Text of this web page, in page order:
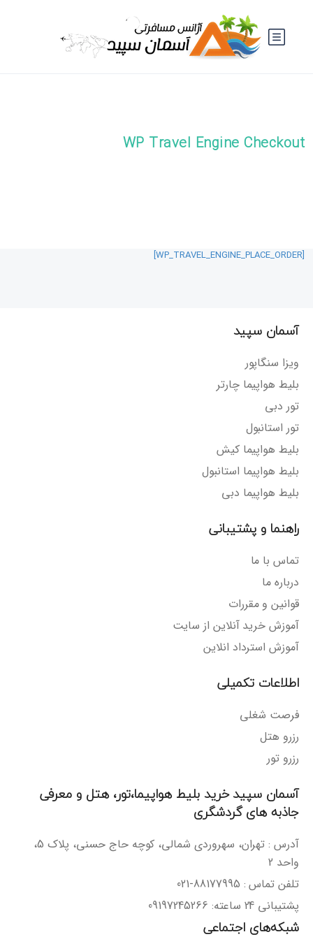
WP Travel Engine Checkout
[WP_TRAVEL_ENGINE_PLACE_ORDER]
آسمان سپید
ویزا سنگاپور
بلیط هواپیما چارتر
تور دبی
تور استانبول
بلیط هواپیما کیش
بلیط هواپیما استانبول
بلیط هواپیما دبی
راهنما و پشتیبانی
تماس با ما
درباره ما
قوانین و مقررات
آموزش خرید آنلاین از سایت
آموزش استرداد انلاین
اطلاعات تکمیلی
فرصت شغلی
رزرو هتل
رزرو تور
آسمان سپید خرید بلیط هواپیما،تور، هتل و معرفی
جاذبه های گردشگری
آدرس : تهران، سهروردی شمالی، کوچه حاج حسنی، پلاک 5،
واحد 2
تلفن تماس : 88177995-021
پشتیبانی 24 ساعته: 09197245266
شبکه‌های اجتماعی